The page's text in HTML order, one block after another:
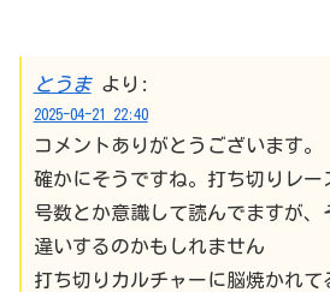
とうま より:
2025-04-21 22:40
コメントありがとうございます。
確かにそうですね。打ち切りレー
号数とか意識して読んでますが、
違いするのかもしれません
打ち切りカルチャーに脳焼かれて